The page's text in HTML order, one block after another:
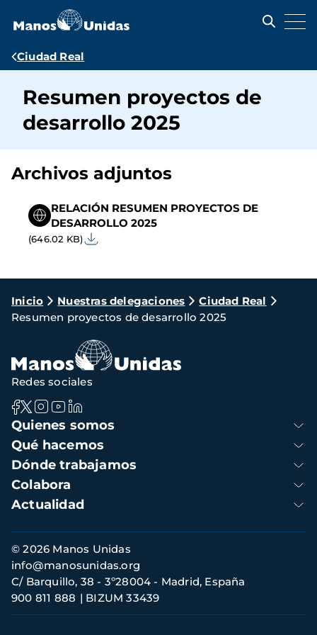
contenido
Ruta
navegación
Ciudad Real
Resumen proyectos de
desarrollo 2025
Archivos adjuntos
RELACIÓN RESUMEN PROYECTOS DE
DESARROLLO 2025
(646.02 KB)
Ruta
de
navegación
Inicio Nuestras delegaciones
Ciudad Real
Resumen proyectos de desarrollo 2025
Navegación
principal
Quienes somos
Qué hacemos
Dónde trabajamos
Colabora
Actualidad
Redes sociales
Información
de
contacto
© 2026 Manos Unidas
C/ Barquillo, 38 - 3º28004 - Madrid, España
900 811 888
BIZUM 33439
info@manosunidas.org